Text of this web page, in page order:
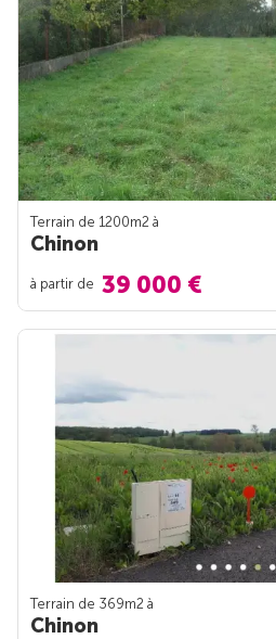
Terrain de 1200m2 à
Chinon
à partir de 39 000 €
Terrain de 369m2 à
Chinon